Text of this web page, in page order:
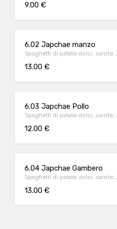
9.00 €
6.02 Japchae manzo
Spaghetti di patate dolci, carote,
13.00 €
6.03 Japchae Pollo
Spaghetti di patate dolci,
12.00 €
6.04 Japchae Gambero
Spaghetti di patate dolci,
13.00 €